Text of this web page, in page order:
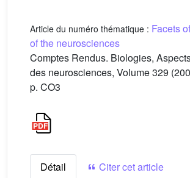
Article du numéro thématique : Facets
of the neurosciences
Comptes Rendus. Biologies,
des neurosciences, Volume 329
p. CO3
Détail
Citer cet article